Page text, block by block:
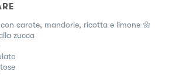
carote, mandorle, ricotta e limone 🌼
zucca